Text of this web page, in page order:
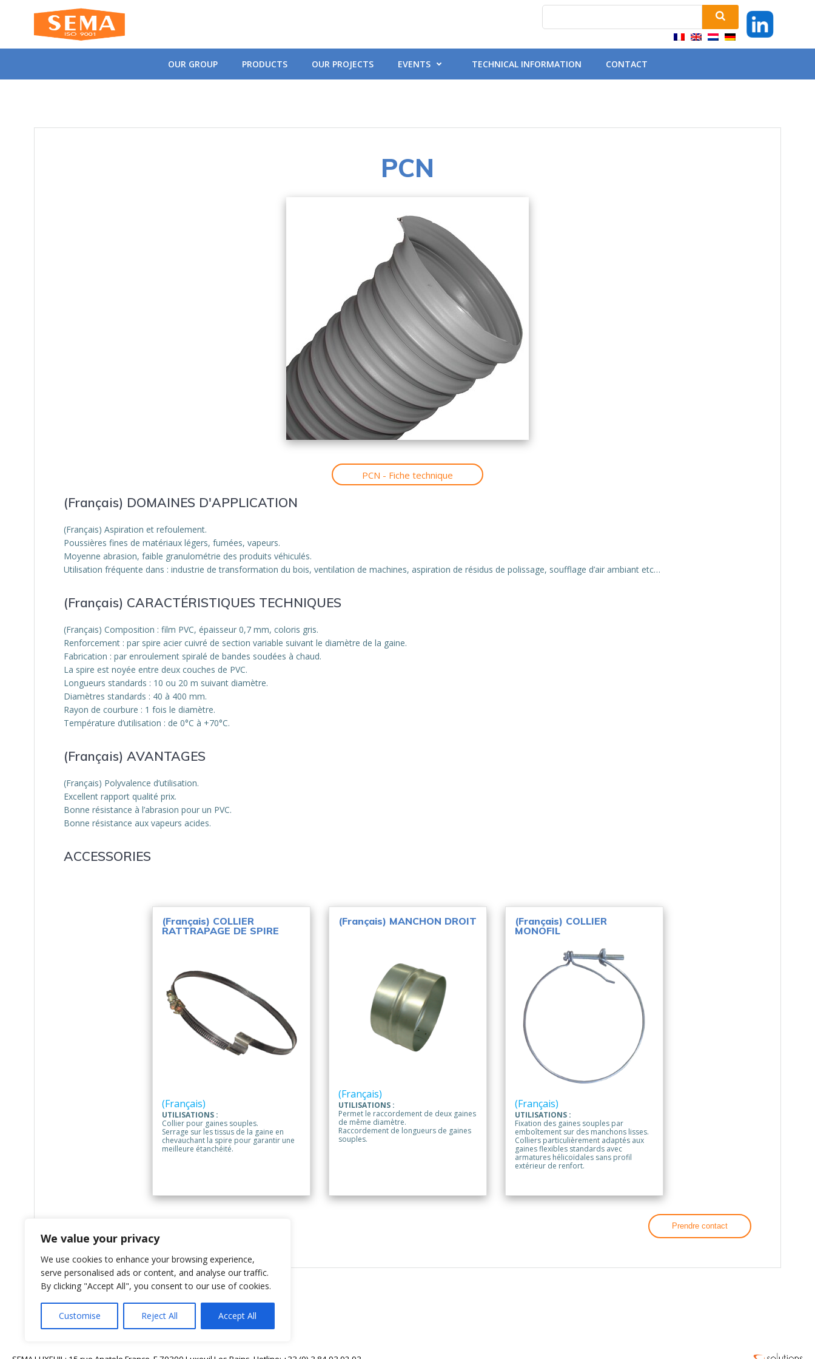
We value your privacy
We use cookies to enhance your browsing experience,
serve personalised ads or content, and analyse our traffic.
By clicking "Accept All", you consent to our use of cookies.
Customise Reject All Accept All
content
OUR GROUP PRODUCTS OUR PROJECTS EVENTS TECHNICAL INFORMATION CONTACT
PCN
PCN - Fiche technique
(Français) DOMAINES D'APPLICATION
(Français) Aspiration et refoulement.
Poussières fines de matériaux légers, fumées, vapeurs.
Moyenne abrasion, faible granulométrie des produits véhiculés.
Utilisation fréquente dans : industrie de transformation du bois, ventilation de machines, aspiration de résidus de polissage, soufflage d’air ambiant etc…
(Français) CARACTÉRISTIQUES TECHNIQUES
(Français) Composition : film PVC, épaisseur 0,7 mm, coloris gris.
Renforcement : par spire acier cuivré de section variable suivant le diamètre de la gaine.
Fabrication : par enroulement spiralé de bandes soudées à chaud.
La spire est noyée entre deux couches de PVC.
Longueurs standards : 10 ou 20 m suivant diamètre.
Diamètres standards : 40 à 400 mm.
Rayon de courbure : 1 fois le diamètre.
Température d’utilisation : de 0°C à +70°C.
(Français) AVANTAGES
(Français) Polyvalence d’utilisation.
Excellent rapport qualité prix.
Bonne résistance à l’abrasion pour un PVC.
Bonne résistance aux vapeurs acides.
ACCESSORIES
(Français) COLLIER
RATTRAPAGE DE SPIRE
(Français)
UTILISATIONS :
Collier pour gaines souples.
Serrage sur les tissus de la gaine en
chevauchant la spire pour garantir une
meilleure étanchéité.
(Français) MANCHON DROIT
(Français)
UTILISATIONS :
Permet le raccordement de deux gaines
de même diamètre.
Raccordement de longueurs de gaines
souples.
(Français) COLLIER
MONOFIL
(Français)
UTILISATIONS :
Fixation des gaines souples par
emboîtement sur des manchons lisses.
Colliers particulièrement adaptés aux
gaines flexibles standards avec
armatures hélicoïdales sans profil
extérieur de renfort.
Prendre contact